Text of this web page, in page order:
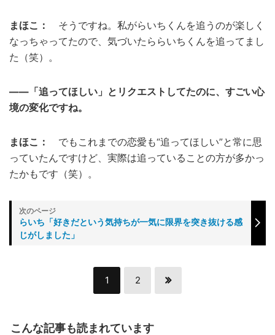
まほこ：
そうですね。私がらいちくんを追うのが楽しく
なっちゃってたので、気づいたららいちくんを追ってまし
た（笑）。
――「追ってほしい」とリクエストしてたのに、すごい心
境の変化ですね。
まほこ：
でもこれまでの恋愛も“追ってほしい”と常に思
っていたんですけど、実際は追っていることの方が多かっ
たかもです（笑）。
らいち「好きだという気持ちが一気に限界を突き抜ける感
じがしました」
1 2
こんな記事も読まれています